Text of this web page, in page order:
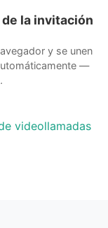
la invitación
y se unen
—
videollamadas